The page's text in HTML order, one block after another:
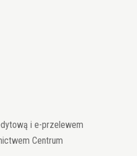
i e-przelewem
Centrum